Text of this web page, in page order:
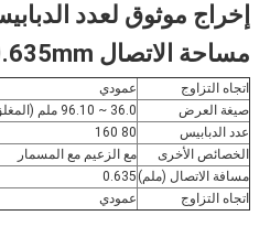
إخراج موثوق لعدد
مساحة الاتصال 0.635mm
اتجاه التزاوج
عمودي
صيغة العرض
36.0 ~ 96.10 ملم (المغلق / المستقبل) ملم
عدد الدبابيس
80 160
الخصائص الأخرى
مع الزعيم مع المسمار
مسافة الاتصال (ملم) 0.635
اتجاه التزاوج
عمودي